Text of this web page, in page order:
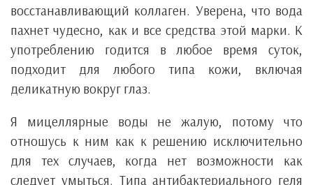
восстанавливающий коллаген. Уверена, что вода
пахнет чудесно, как и все средства этой марки. К
употреблению годится в любое время суток,
подходит для любого типа кожи, включая
деликатную вокруг глаз.
Я мицеллярные воды не жалую, потому что
отношусь к ним как к решению исключительно
для тех случаев, когда нет возможности как
следует умыться. Типа антибактериального геля